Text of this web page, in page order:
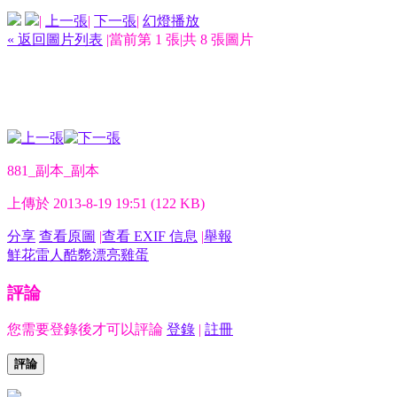
| 上一張| 下一張| 幻燈播放
« 返回圖片列表 |當前第 1 張|共 8 張圖片
881_副本_副本
上傳於 2013-8-19 19:51 (122 KB)
分享 查看原圖 |查看 EXIF 信息 |舉報
鮮花雷人 酷斃漂亮雞蛋
評論
您需要登錄後才可以評論 登錄 | 註冊
評論